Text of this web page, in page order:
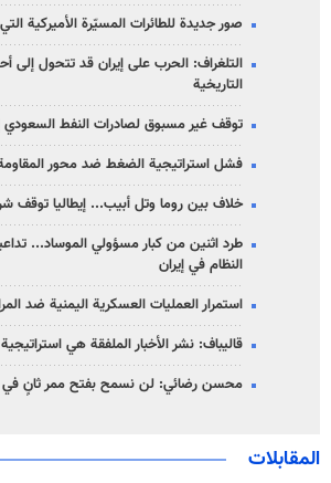
صور جديدة للطائرات المسيّرة الأميركية
التلغراف: الحرب على إيران قد تتحول إلى
التاريخية
توقف غير مسبوق لصادرات النفط السعودي
فشل استراتيجية الضغط ضد محور
خلاف بين روما وتل أبيب... إيطاليا توقف
طرد اثنين من كبار مسؤولي الموساد...
النظام في إيران
استمرار العمليات العسكرية اليمنية ضد
قاليباف: نشر الأخبار الملفقة هي
محسن رضائي: لن نسمح بفتح ممر ثانٍ
المقابلات